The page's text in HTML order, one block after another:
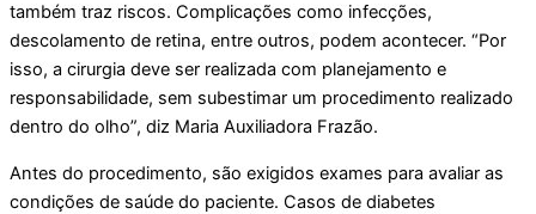
também traz riscos. Complicações como infecções,
descolamento de retina, entre outros, podem acontecer. “Por
isso, a cirurgia deve ser realizada com planejamento e
responsabilidade, sem subestimar um procedimento realizado
dentro do olho”, diz Maria Auxiliadora Frazão.
Antes do procedimento, são exigidos exames para avaliar as
condições de saúde do paciente. Casos de diabetes